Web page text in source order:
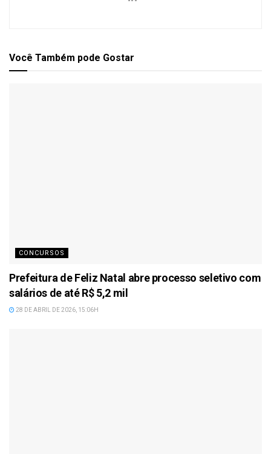
Você Também pode Gostar
CONCURSOS
Prefeitura de Feliz Natal abre processo seletivo com
salários de até R$ 5,2 mil
28 DE ABRIL DE 2026, 15:06H